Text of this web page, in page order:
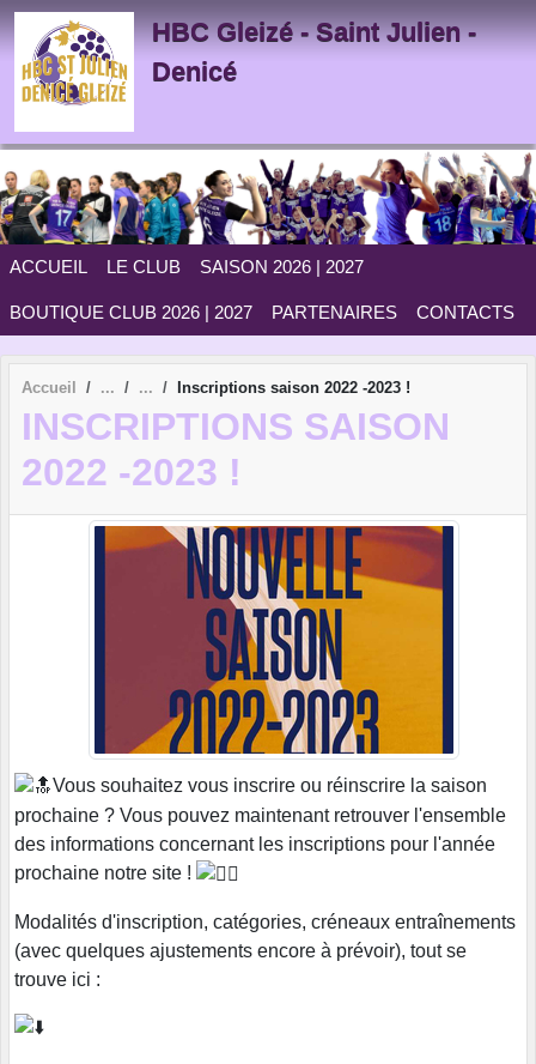
HBC Gleizé - Saint Julien -
Denicé
ACCUEIL LE CLUB SAISON 2026 | 2027
BOUTIQUE CLUB 2026 | 2027 PARTENAIRES CONTACTS
Accueil Inscriptions saison 2022 -2023 !
INSCRIPTIONS SAISON
2022 -2023 !
Vous souhaitez vous inscrire ou réinscrire la saison
prochaine ? Vous pouvez maintenant retrouver l'ensemble
des informations concernant les inscriptions pour l'année
prochaine notre site !
Modalités d'inscription, catégories, créneaux entraînements
(avec quelques ajustements encore à prévoir), tout se
trouve ici :
Panneau de gestion des cookies